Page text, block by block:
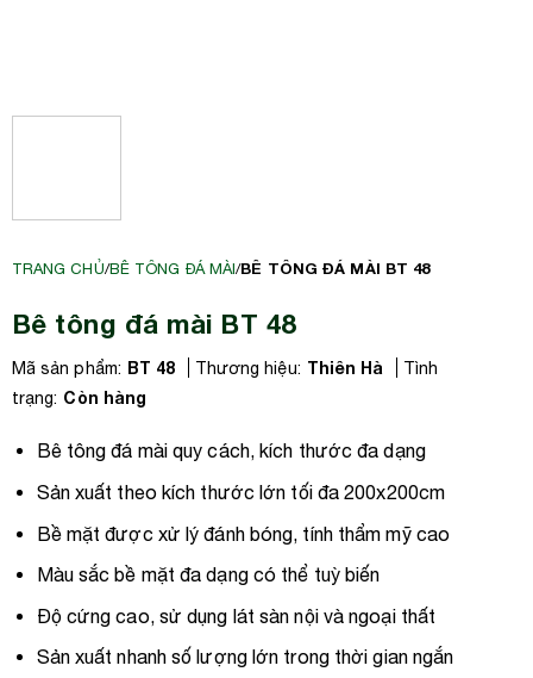
TRANG CHỦ/BÊ TÔNG ĐÁ MÀI/BÊ TÔNG ĐÁ MÀI BT 48
Bê tông đá mài BT 48
Mã sản phẩm: BT 48 Thương hiệu: Thiên Hà
Tình
trạng: Còn hàng
Bê tông đá mài quy cách, kích thước đa dạng
Sản xuất theo kích thước lớn tối đa 200x200cm
Bề mặt được xử lý đánh bóng, tính thẩm mỹ cao
Màu sắc bề mặt đa dạng có thể tuỳ biến
Độ cứng cao, sử dụng lát sàn nội và ngoại thất
Sản xuất nhanh số lượng lớn trong thời gian ngắn